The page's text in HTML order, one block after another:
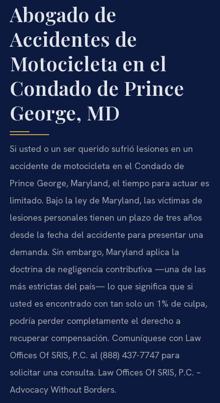
Abogado de
Accidentes de
Motocicleta en el
Condado de Prince
George, MD
Si usted o un ser querido sufrió lesiones en un
accidente de motocicleta en el Condado de
Prince George, Maryland, el tiempo para actuar es
limitado. Bajo la ley de Maryland, las víctimas de
lesiones personales tienen un plazo de tres años
desde la fecha del accidente para presentar una
demanda. Sin embargo, Maryland aplica la
doctrina de negligencia contributiva —una de las
más estrictas del país— lo que significa que si
usted es encontrado con tan solo un 1% de culpa,
podría perder completamente el derecho a
recuperar compensación. Comuníquese con Law
Offices Of SRIS, P.C. al (888) 437-7747 para
solicitar una consulta. Law Offices Of SRIS, P.C. –
Advocacy Without Borders.